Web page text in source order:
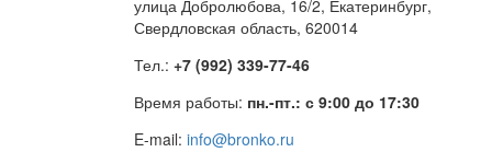
улица Добролюбова, 16/2, Екатеринбург,
Свердловская область, 620014
Тел.: +7 (992) 339-77-46
Время работы: пн.-пт.: с 9:00 до 17:30
E-mail: info@bronko.ru